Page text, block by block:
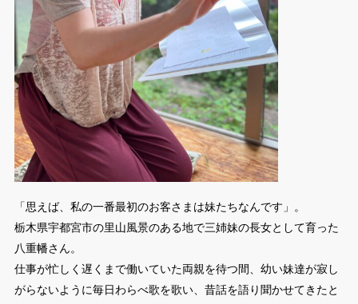
「思えば、私の一番最初のお客さまは妹たちなんです」。
栃木県宇都宮市の里山風景のある地で三姉妹の長女として育った
八重幡さん。
仕事が忙しく遅くまで働いていた両親を待つ間、幼い妹達が寂し
がらないように毎日わらべ歌を歌い、昔話を語り聞かせてきたと